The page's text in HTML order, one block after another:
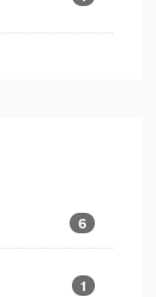
6
1